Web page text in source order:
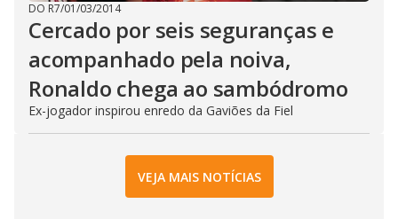
DO R7/01/03/2014
Cercado por seis seguranças e
acompanhado pela noiva,
Ronaldo chega ao sambódromo
Ex-jogador inspirou enredo da Gaviões da Fiel
VEJA MAIS NOTÍCIAS